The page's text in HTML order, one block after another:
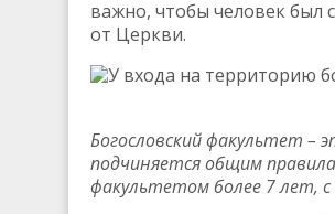
важно, чтобы человек был
от Церкви.
У входа на территорию
Богословский факультет –
подчиняется общим
факультетом более 7 лет, с